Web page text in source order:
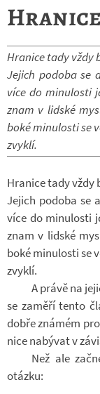
Hra­nice tady vždy
Je­jich po­doba se
více do mi­nu­losti
znam v lid­ské
boké mi­nu­losti se
zvyklí.
Hra­nice tady vždy
Je­jich po­doba se
více do mi­nu­losti
znam v lid­ské
boké mi­nu­losti se
zvyklí.
A právě na
se za­měří tento
dobře zná­mém
nice na­bý­vat v
Než ale
otázku: